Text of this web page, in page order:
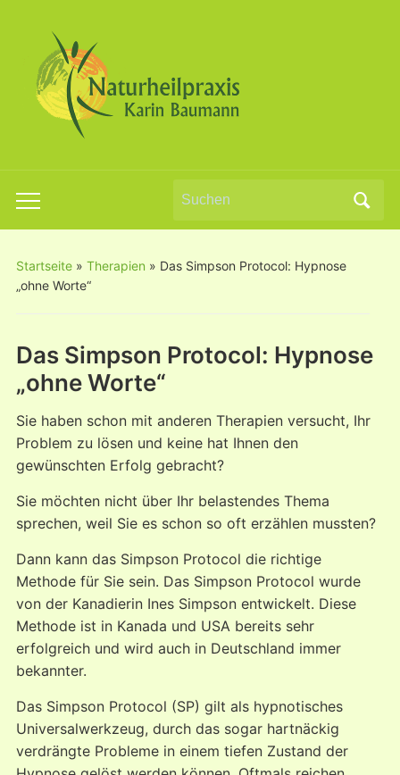
Toggle
mobile
Search
Startseite» Therapien » Das Simpson Protocol: Hypnose
„ohne Worte“
Das Simpson Protocol: Hypnose
„ohne Worte“
Sie haben schon mit anderen Therapien versucht, Ihr
Problem zu lösen und keine hat Ihnen den
gewünschten Erfolg gebracht?
Sie möchten nicht über Ihr belastendes Thema
sprechen, weil Sie es schon so oft erzählen mussten?
Dann kann das Simpson Protocol die richtige
Methode für Sie sein. Das Simpson Protocol wurde
von der Kanadierin Ines Simpson entwickelt. Diese
Methode ist in Kanada und USA bereits sehr
erfolgreich und wird auch in Deutschland immer
bekannter.
Das Simpson Protocol (SP) gilt als hypnotisches
Universalwerkzeug, durch das sogar hartnäckig
verdrängte Probleme in einem tiefen Zustand der